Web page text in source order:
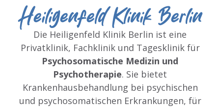
Heiligenfeld Klinik Berlin
Die Heiligenfeld Klinik Berlin ist eine
Privatklinik, Fachklinik und Tagesklinik für
Psychosomatische Medizin und
Psychotherapie. Sie bietet
Krankenhausbehandlung bei psychischen
und psychosomatischen Erkrankungen, für